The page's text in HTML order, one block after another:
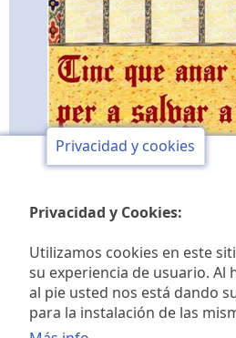
Club de
Privacidad y cookies
Privacidad y Cookies:
Utilizamos cookies en este
su experiencia de usuario. Al
al pie usted nos está dando
para la instalación de las